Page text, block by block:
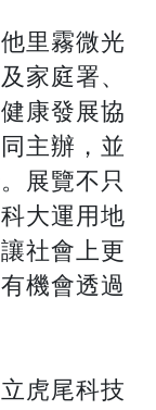
里霧微光
家庭署、
康發展協
主辦，並
展覽不只
大運用地
社會上更
機會透過
虎尾科技